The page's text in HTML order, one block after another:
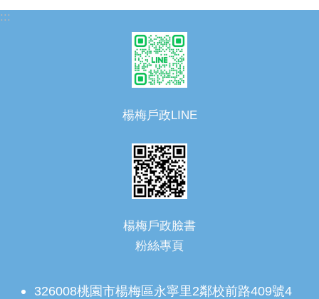
:::
楊梅戶政LINE
楊梅戶政臉書
粉絲專頁
326008桃園市楊梅區永寧里2鄰校前路409號4